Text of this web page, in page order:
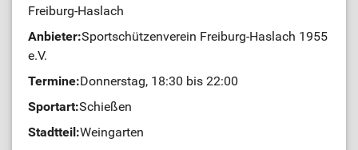
Freiburg-Haslach
Anbieter:Sportschützenverein Freiburg-Haslach 1955
e.V.
Termine:Donnerstag, 18:30 bis 22:00
Sportart:Schießen
Stadtteil:Weingarten